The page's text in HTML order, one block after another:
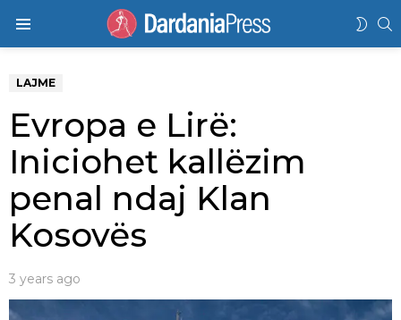
LAJME
Evropa e Lirë:
Iniciohet kallëzim
penal ndaj Klan
Kosovës
3 years ago